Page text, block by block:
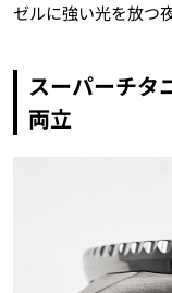
ゼルに強い光を放つ
スーパーチタ
両立